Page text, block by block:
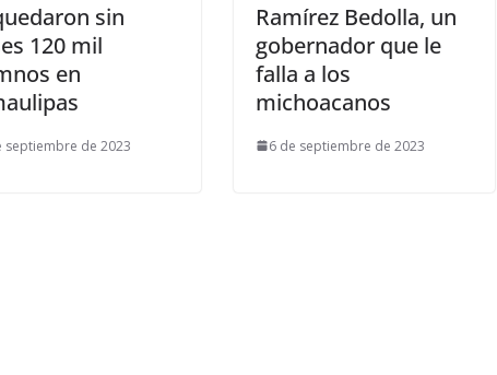
sin
120 mil
en
septiembre de 2023
Ramírez Bedolla, un
gobernador que le
falla a los
michoacanos
6 de septiembre de 2023